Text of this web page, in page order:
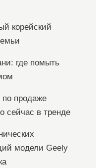
корейский
где помыть
продаже
сейчас в тренде
модели Geely